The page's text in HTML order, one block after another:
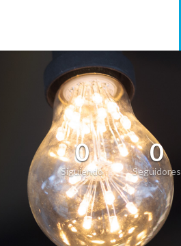
0
Siguiendo
0
Seguidores